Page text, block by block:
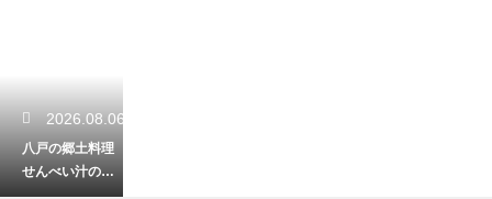
2026.08.06
八戸の郷土料理
せんべい汁の歴
史とは？気にな